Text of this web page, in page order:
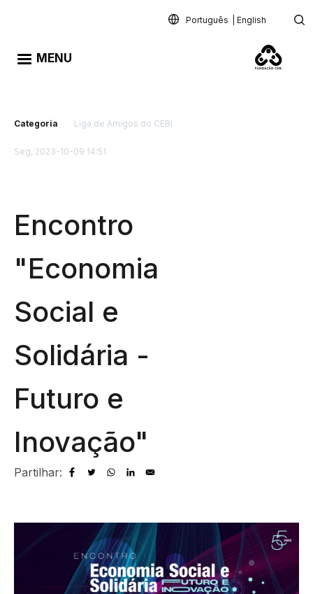
Português English
MENU
Categoria Liga de Amigos do CEBI
Seg, 2023-10-09 14:51
Encontro
"Economia
Social e
Solidária -
Futuro e
Inovação"
Partilhar: